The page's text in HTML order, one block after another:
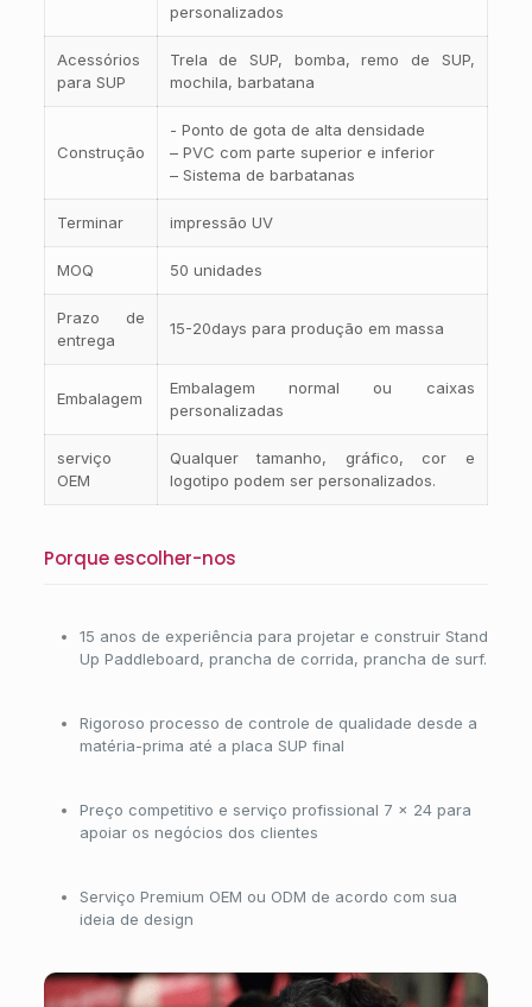
personalizados
Acessórios
para SUP
Trela de SUP, bomba, remo de SUP,
mochila, barbatana
Construção
- Ponto de gota de alta densidade
– PVC com parte superior e inferior
– Sistema de barbatanas
Terminar impressão UV
MOQ 50 unidades
Prazo de
entrega
15-20days para produção em massa
Embalagem
Embalagem normal ou caixas
personalizadas
serviço
OEM
Qualquer tamanho, gráfico, cor e
logotipo podem ser personalizados.
Porque escolher-nos
15 anos de experiência para projetar e construir Stand
Up Paddleboard, prancha de corrida, prancha de surf.
Rigoroso processo de controle de qualidade desde a
matéria-prima até a placa SUP final
Preço competitivo e serviço profissional 7 × 24 para
apoiar os negócios dos clientes
Serviço Premium OEM ou ODM de acordo com sua
ideia de design